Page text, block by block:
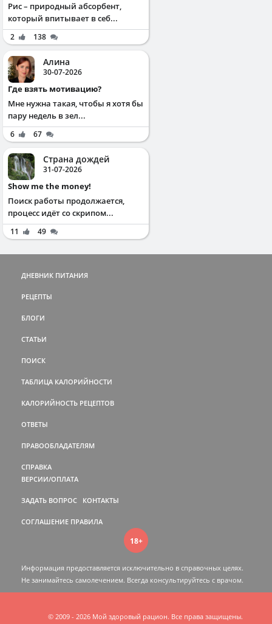
Рис – природный абсорбент,
который впитывает в себ...
2 138
Алина
30-07-2026
Где взять мотивацию?
Мне нужна такая, чтобы я хотя бы
пару недель в зел...
6 67
Страна дождей
31-07-2026
Show me the money!
Поиск работы продолжается,
процесс идёт со скрипом...
11 49
ДНЕВНИК ПИТАНИЯ
РЕЦЕПТЫ
БЛОГИ
СТАТЬИ
ПОИСК
ТАБЛИЦА КАЛОРИЙНОСТИ
КАЛОРИЙНОСТЬ РЕЦЕПТОВ
ОТВЕТЫ
ПРАВООБЛАДАТЕЛЯМ
СПРАВКА
ВЕРСИИ/ОПЛАТА
ЗАДАТЬ ВОПРОС КОНТАКТЫ
СОГЛАШЕНИЕ ПРАВИЛА
18+
Информация предоставляется исключительно в справочных целях.
Не занимайтесь самолечением. Всегда консультируйтесь c врачом.
© 2009 - 2026 Мой здоровый рацион. Все права защищены.